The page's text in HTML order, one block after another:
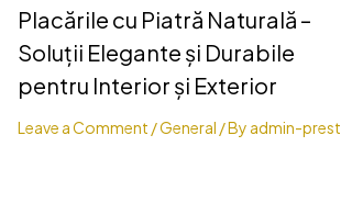
Placările cu Piatră Naturală –
Soluții Elegante și Durabile
pentru Interior și Exterior
Leave a Comment /General / By admin-prest